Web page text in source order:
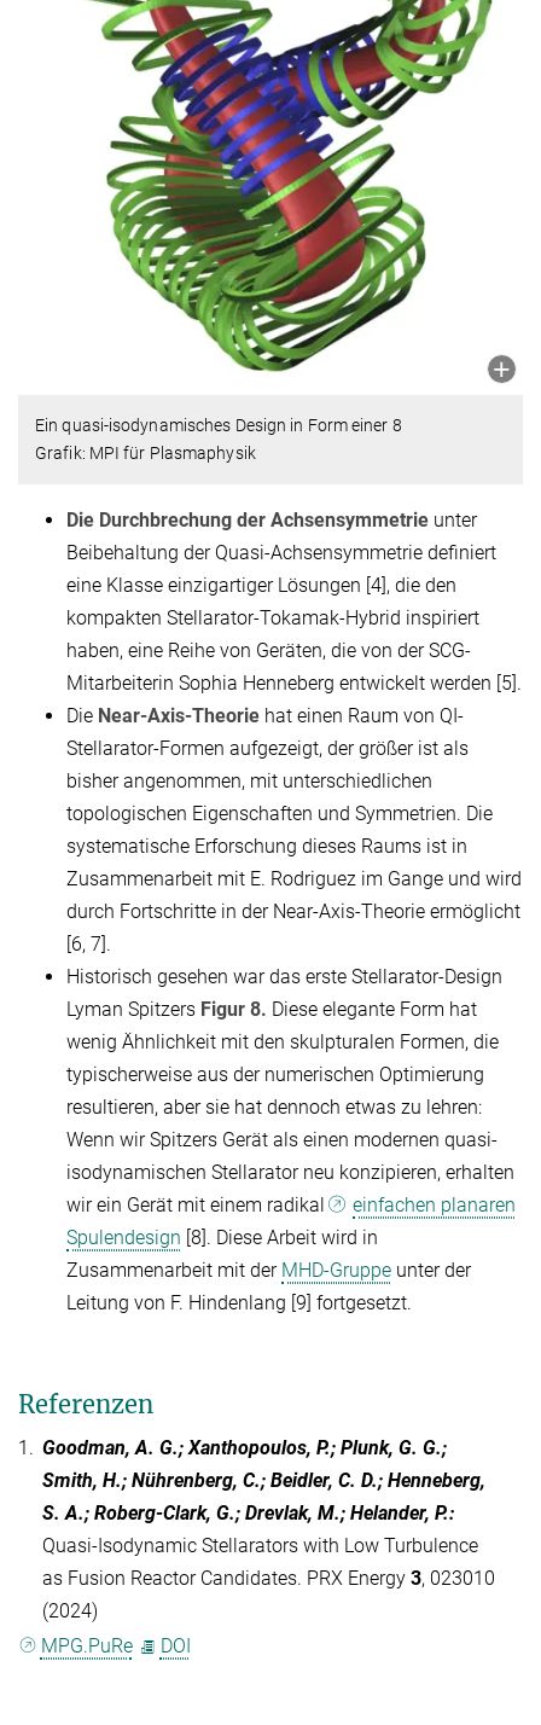
Ein quasi-isodynamisches Design in Form einer 8
Grafik: MPI für Plasmaphysik
Die Durchbrechung der Achsensymmetrie unter
Beibehaltung der Quasi-Achsensymmetrie definiert
eine Klasse einzigartiger Lösungen [4], die den
kompakten Stellarator-Tokamak-Hybrid inspiriert
haben, eine Reihe von Geräten, die von der SCG-
Mitarbeiterin Sophia Henneberg entwickelt werden [5].
Die Near-Axis-Theorie hat einen Raum von QI-
Stellarator-Formen aufgezeigt, der größer ist als
bisher angenommen, mit unterschiedlichen
topologischen Eigenschaften und Symmetrien. Die
systematische Erforschung dieses Raums ist in
Zusammenarbeit mit E. Rodriguez im Gange und wird
durch Fortschritte in der Near-Axis-Theorie ermöglicht
[6, 7].
Historisch gesehen war das erste Stellarator-Design
Lyman Spitzers Figur 8. Diese elegante Form hat
wenig Ähnlichkeit mit den skulpturalen Formen, die
typischerweise aus der numerischen Optimierung
resultieren, aber sie hat dennoch etwas zu lehren:
Wenn wir Spitzers Gerät als einen modernen quasi-
isodynamischen Stellarator neu konzipieren, erhalten
wir ein Gerät mit einem radikal
einfachen planaren
Spulendesign [8]. Diese Arbeit wird in
Zusammenarbeit mit der MHD-Gruppe unter der
Leitung von F. Hindenlang [9] fortgesetzt.
Referenzen
1. Goodman, A. G.; Xanthopoulos, P.; Plunk, G. G.;
Smith, H.; Nührenberg, C.; Beidler, C. D.; Henneberg,
S. A.; Roberg-Clark, G.; Drevlak, M.; Helander, P.:
Quasi-Isodynamic Stellarators with Low Turbulence
as Fusion Reactor Candidates. PRX Energy 3, 023010
(2024)
MPG.PuRe
DOI